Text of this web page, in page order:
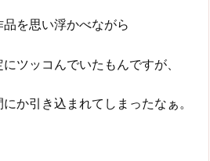
を思い浮かべながら
ツッコんでいたもんですが、
か引き込まれてしまったなぁ。